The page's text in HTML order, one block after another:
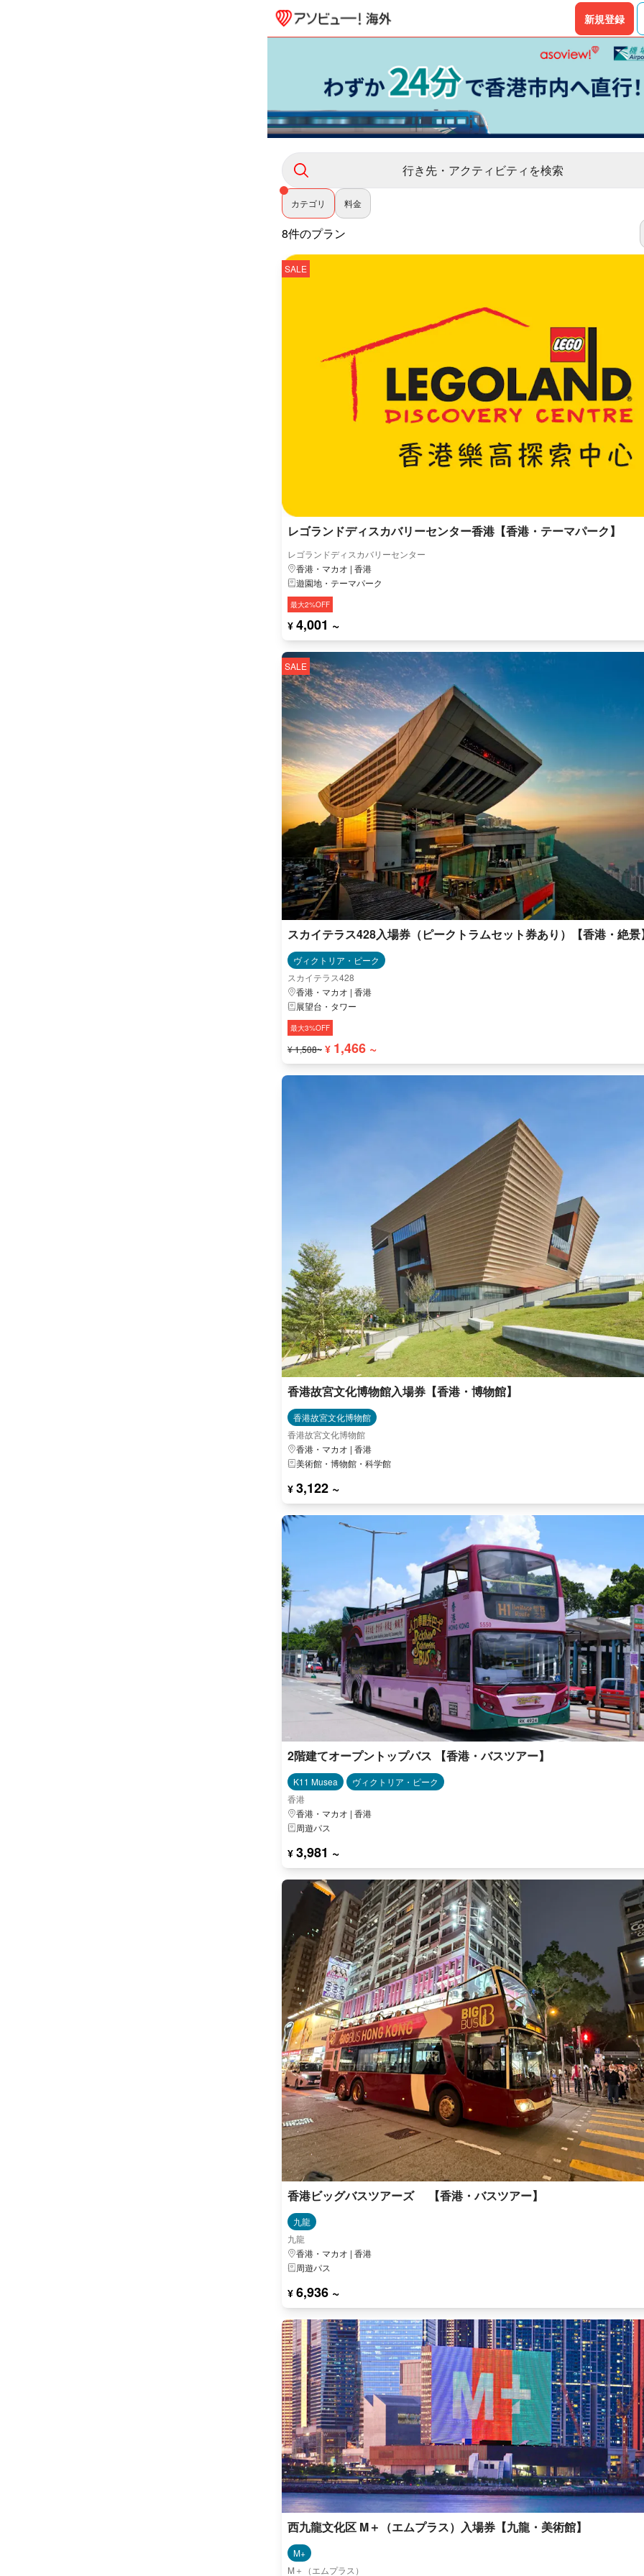
新規登録
行き先・アクティビティを検索
カテゴリ 料金
8件のプラン
SALE
レゴランドディスカバリーセンター香港【香港・テーマパーク】
レゴランドディスカバリーセンター
香港・マカオ | 香港
遊園地・テーマパーク
最大2%OFF
¥ 4,001 ~
SALE
スカイテラス428入場券（ピークトラムセット券あり）【香港・絶景
ヴィクトリア・ピーク
スカイテラス428
香港・マカオ | 香港
展望台・タワー
最大3%OFF
¥ 1,508~ ¥ 1,466 ~
香港故宮文化博物館入場券【香港・博物館】
香港故宮文化博物館
香港故宮文化博物館
香港・マカオ | 香港
美術館・博物館・科学館
¥ 3,122 ~
2階建てオープントップバス 【香港・バスツアー】
K11 Musea
ヴィクトリア・ピーク
香港
香港・マカオ | 香港
周遊パス
¥ 3,981 ~
香港ビッグバスツアーズ 【香港・バスツアー】
九龍
九龍
香港・マカオ | 香港
周遊パス
¥ 6,936 ~
西九龍文化区 M＋（エムプラス）入場券【九龍・美術館】
M+
M＋（エムプラス）